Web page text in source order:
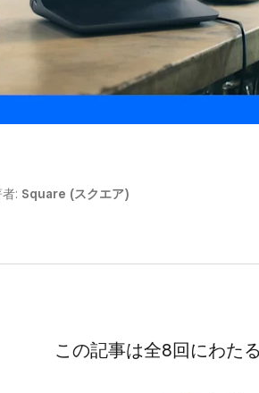
: Square (スクエア)
この​​記事は​​全8回に​​わた